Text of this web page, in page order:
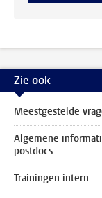
Zie ook
Meestgestelde
Algemene
postdocs
Trainingen intern